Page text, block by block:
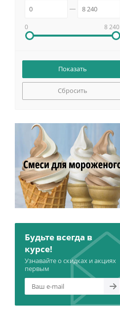
0 8 240
Сбросить
Будьте всегда в
курсе!
Узнавайте о скидках и акциях
первым